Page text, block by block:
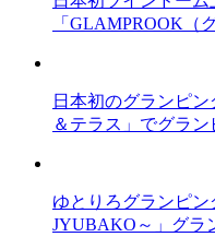
「GLAMPROOK（
日本初のグランピ
＆テラス」でグラン
ゆとりろグランピ
JYUBAKO～」グラ